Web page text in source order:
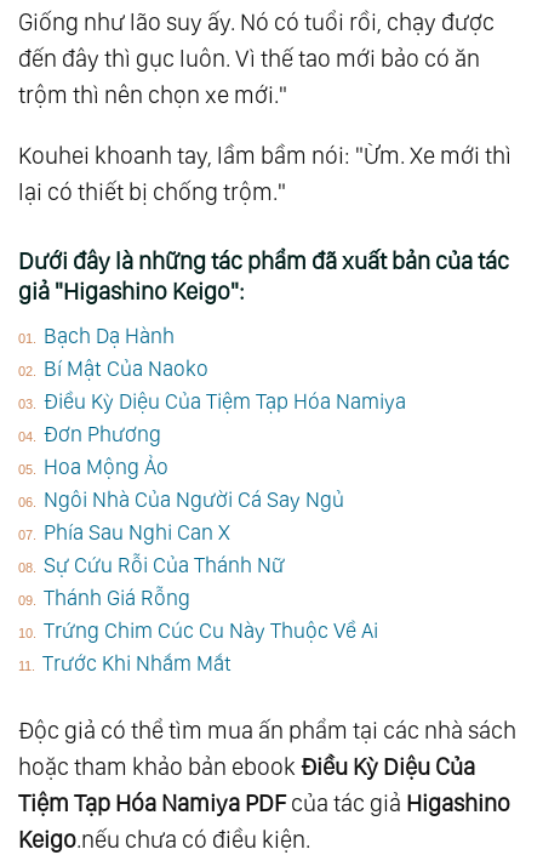
Giống như lão suy ấy. Nó có tuổi rồi, chạy được
đến đây thì gục luôn. Vì thế tao mới bảo có ăn
trộm thì nên chọn xe mới."
Kouhei khoanh tay, lầm bầm nói: "Ừm. Xe mới thì
lại có thiết bị chống trộm."
Dưới đây là những tác phẩm đã xuất bản của tác
giả "Higashino Keigo":
Bạch Dạ Hành
Bí Mật Của Naoko
Điều Kỳ Diệu Của Tiệm Tạp Hóa Namiya
Đơn Phương
Hoa Mộng Ảo
Ngôi Nhà Của Người Cá Say Ngủ
Phía Sau Nghi Can X
Sự Cứu Rỗi Của Thánh Nữ
Thánh Giá Rỗng
Trứng Chim Cúc Cu Này Thuộc Về Ai
Trước Khi Nhắm Mắt
Độc giả có thể tìm mua ấn phẩm tại các nhà sách
hoặc tham khảo bản ebook Điều Kỳ Diệu Của
Tiệm Tạp Hóa Namiya PDFcủa tác giả Higashino
Keigo.nếu chưa có điều kiện.